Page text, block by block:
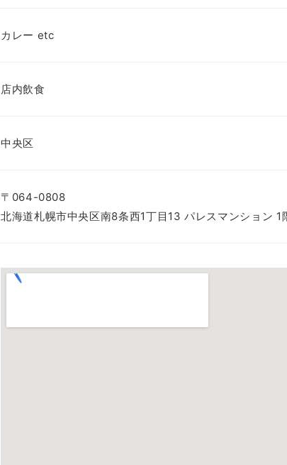
カレー etc
店内飲食
中央区
〒064-0808
北海道札幌市中央区南8条西1丁目13 パレスマンション 1